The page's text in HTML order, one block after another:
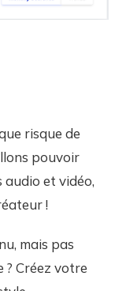
risque de
pouvoir
audio et vidéo,
!
mais pas
Créez votre